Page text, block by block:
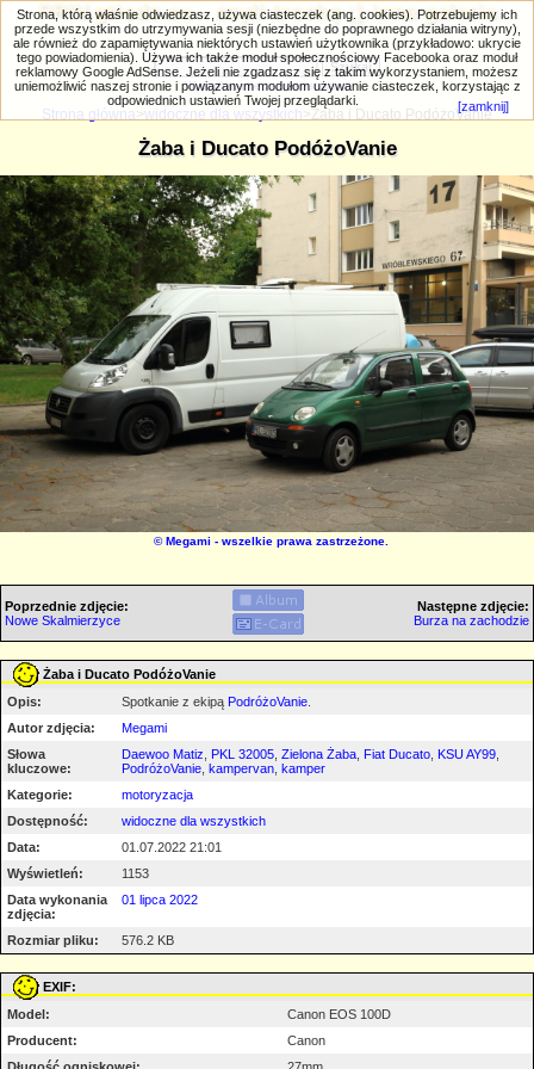
PRIV.gtlodz.eu - czyli trochę ;) inna galeria
Wyszukiwanie zaawansowane
Strona główna widoczne dla wszystkich >Żaba i Ducato PodóżoVanie
Żaba i Ducato PodóżoVanie
©Megami - wszelkie prawa zastrzeżone.
Poprzednie zdjęcie:
Nowe Skalmierzyce
Następne zdjęcie:
Burza na zachodzie
Żaba i Ducato PodóżoVanie
Opis:
Spotkanie z ekipą PodróżoVanie
Autor zdjęcia:
Megami
Słowa
kluczowe:
Daewoo Matiz PKL 32005 Zielona Żaba Fiat Ducato KSU AY99
PodróżoVanie kampervan kamper
Kategorie:
motoryzacja
Dostępność:
widoczne dla wszystkich
Data:
01.07.2022 21:01
Wyświetleń:
1153
Data wykonania
zdjęcia:
01 lipca 2022
Rozmiar pliku: 576.2 KB
EXIF:
Model:
Canon EOS 100D
Producent:
Canon
Strona, którą właśnie odwiedzasz, używa ciasteczek (ang. cookies). Potrzebujemy ich
przede wszystkim do utrzymywania sesji (niezbędne do poprawnego działania witryny),
ale również do zapamiętywania niektórych ustawień użytkownika (przykładowo: ukrycie
tego powiadomienia). Używa ich także moduł społecznościowy Facebooka oraz moduł
reklamowy Google AdSense. Jeżeli nie zgadzasz się z takim wykorzystaniem, możesz
uniemożliwić naszej stronie i powiązanym modułom używanie ciasteczek, korzystając z
odpowiednich ustawień Twojej przeglądarki.
[zamknij]